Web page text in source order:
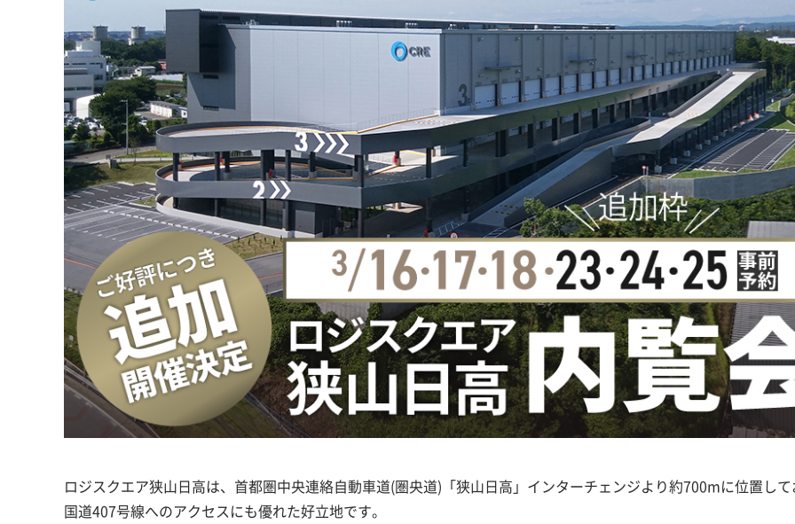
ロジスクエア狭山日高は、首都圏中央連絡自動車道(圏央道)「狭山日高」インターチェンジより約700mに位置し
国道407号線へのアクセスにも優れた好立地です。